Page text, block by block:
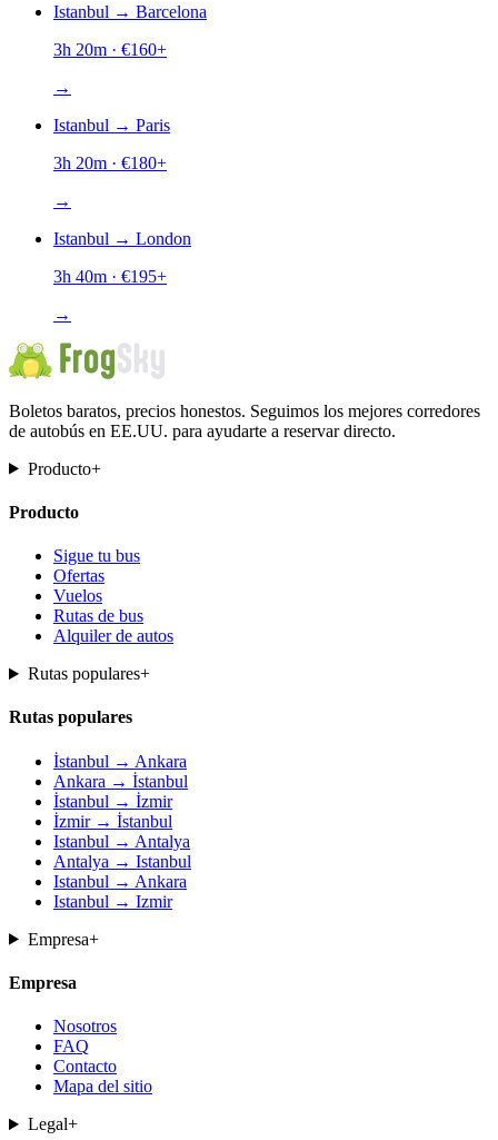
Istanbul → Barcelona
3h 20m · €160+
→
Istanbul → Paris
3h 20m · €180+
→
Istanbul → London
3h 40m · €195+
→
Boletos baratos, precios honestos. Seguimos los mejores corredores
de autobús en EE.UU. para ayudarte a reservar directo.
Producto+
Producto
Sigue tu bus
Ofertas
Vuelos
Rutas de bus
Alquiler de autos
Rutas populares+
Rutas populares
İstanbul → Ankara
Ankara → İstanbul
İstanbul → İzmir
İzmir → İstanbul
Istanbul → Antalya
Antalya → Istanbul
Istanbul → Ankara
Istanbul → Izmir
Empresa+
Empresa
Nosotros
FAQ
Contacto
Mapa del sitio
Legal+